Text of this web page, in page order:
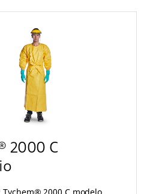
2000 C
Tychem® 2000 C modelo